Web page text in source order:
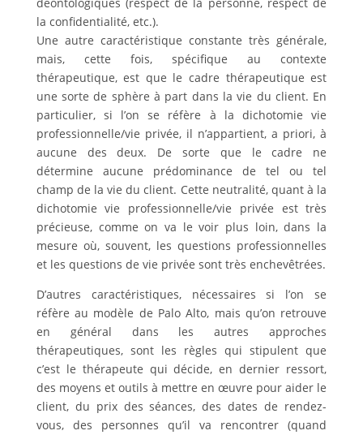
la confidentialité, etc.).
Une autre caractéristique constante très générale,
mais, cette fois, spécifique au contexte
thérapeutique, est que le cadre thérapeutique est
une sorte de sphère à part dans la vie du client. En
particulier, si l’on se réfère à la dichotomie vie
professionnelle/vie privée, il n’appartient, a priori, à
aucune des deux. De sorte que le cadre ne
détermine aucune prédominance de tel ou tel
champ de la vie du client. Cette neutralité, quant à la
dichotomie vie professionnelle/vie privée est très
précieuse, comme on va le voir plus loin, dans la
mesure où, souvent, les questions professionnelles
et les questions de vie privée sont très enchevêtrées.
D’autres caractéristiques, nécessaires si l’on se
réfère au modèle de Palo Alto, mais qu’on retrouve
en général dans les autres approches
thérapeutiques, sont les règles qui stipulent que
c’est le thérapeute qui décide, en dernier ressort,
des moyens et outils à mettre en œuvre pour aider le
client, du prix des séances, des dates de rendez-
vous, des personnes qu’il va rencontrer (quand